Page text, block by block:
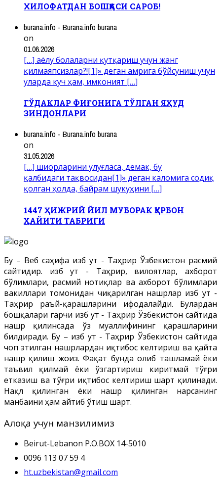
ХИЛОФАТДАН БОШҚАСИ САРОБ!
burana.info - Burana.info burana
on
01.06.2026
[…] аёлу болаларни қутқариш учун жанг
қилмаяпсизлар?![1]» деган амрига бўйсуниш учун
уларда куч ҳам, имконият […]
ГЎДАКЛАР ФИҒОНИГА ТЎЛГАН ЯҲУД
ЗИНДОНЛАРИ
burana.info - Burana.info burana
on
31.05.2026
[…] шиорларини улуғласа, демак, бу
қалбидаги тақвосидан[1]» деган каломига содиқ
қолган ҳолда, байрам шукуҳини […]
1447 ҲИЖРИЙ ЙИЛ МУБОРАК ҚУРБОН
ҲАЙИТИ ТАБРИГИ
Бу – Веб саҳифа Ҳизб ут - Таҳрир Ўзбекистон расмий
сайтидир. Ҳизб ут - Таҳрир, вилоятлар, ахборот
бўлимлари, расмий нотиқлар ва ахборот бўлимлари
вакиллари томонидан чиқарилган нашрлар Ҳизб ут -
Таҳрир раъй-қарашларини ифодалайди. Булардан
бошқалари гарчи Ҳизб ут - Таҳрир Ўзбекистон сайтида
нашр қилинсада ўз муаллифининг қарашларини
билдиради. Бу – Ҳизб ут - Таҳрир Ўзбекистон сайтида
чоп этилган нашрлардан иқтибос келтириш ва қайта
нашр қилиш жоиз. Фақат бунда олиб ташламай ёки
таъвил қилмай ёки ўзгартириш киритмай тўғри
етказиш ва тўғри иқтибос келтириш шарт қилинади.
Нақл қилинган ёки нашр қилинган нарсанинг
манбаини ҳам айтиб ўтиш шарт.
Алоқа учун манзилимиз
Beirut-Lebanon P.O.BOX 14-5010
0096 113 07 59 4
ht.uzbekistan@gmail.com